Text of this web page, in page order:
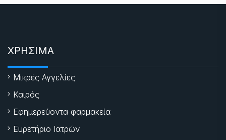
ΧΡΗΣΙΜΑ
Μικρές Αγγελίες
Καιρός
Εφημερεύοντα φαρμακεία
Ευρετήριο Ιατρών